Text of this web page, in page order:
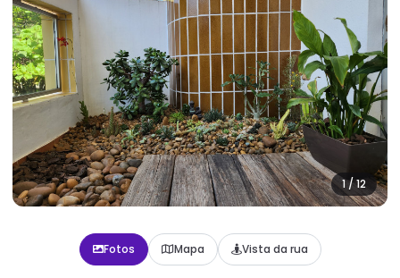
1/12
Fotos Mapa Vista da rua